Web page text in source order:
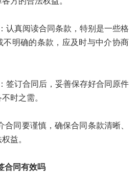
真阅读合同条款，特别是一些格
不明确的条款，应及时与中介协商
订合同后，妥善保存好合同原件
时之需。
要谨慎，确保合同条款清晰、
益。
合同有效吗